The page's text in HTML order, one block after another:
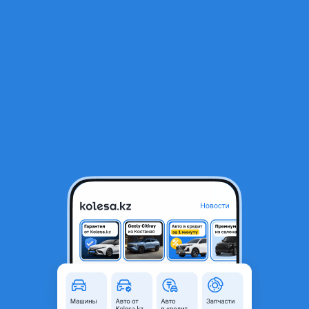
Атырау, Атырауская область